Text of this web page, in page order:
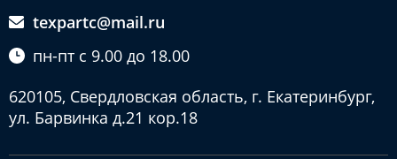
texpartc@mail.ru
пн-пт с 9.00 до 18.00
620105, Свердловская область, г. Екатеринбург,
ул. Барвинка д.21 кор.18